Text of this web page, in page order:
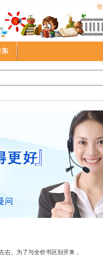
东
右。为了与全价书区别开来，